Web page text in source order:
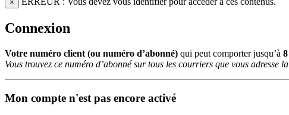
×
Connexion
Votre numéro client (ou numéro d’abonné) qui peut comporter jusqu’à
Vous trouvez ce numéro d’abonné sur tous les courriers que vous
Mon compte n'est pas encore activé